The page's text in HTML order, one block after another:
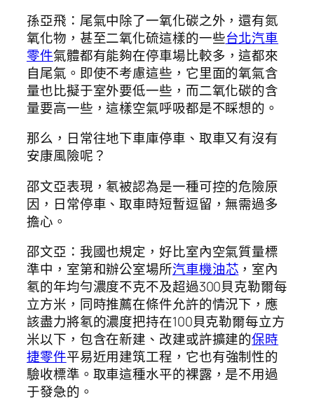
孫亞飛：尾氣中除了一氧化碳之外，還有氮
氧化物，甚至二氧化硫這樣的一些台北汽車
零件氣體都有能夠在停車場比較多，這都來
自尾氣。即使不考慮這些，它里面的氧氣含
量也比擬于室外要低一些，而二氧化碳的含
量要高一些，這樣空氣呼吸都是不睬想的。
那么，日常往地下車庫停車、取車又有沒有
安康風險呢？
邵文亞表現，氡被認為是一種可控的危險原
因，日常停車、取車時短暫逗留，無需過多
擔心。
邵文亞：我國也規定，好比室內空氣質量標
準中，室第和辦公室場所汽車機油芯 ，室內
氡的年均勻濃度不克不及超過300貝克勒爾每
立方米，同時推薦在條件允許的情況下，應
該盡力將氡的濃度把持在100貝克勒爾每立方
米以下，包含在新建、改建或許擴建的保時
捷零件平易近用建筑工程，它也有強制性的
驗收標準。取車這種水平的裸露，是不用過
于發急的。